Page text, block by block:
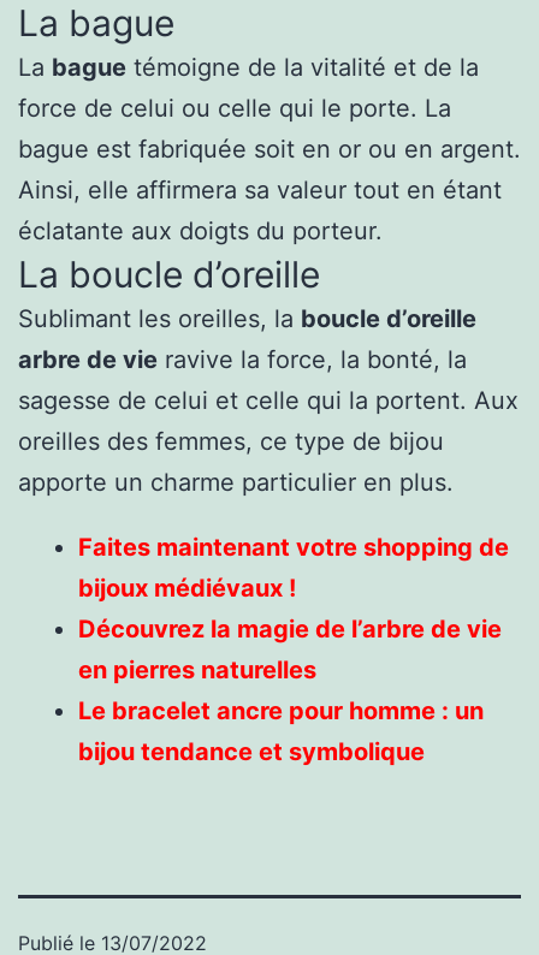
La bague
La bague témoigne de la vitalité et de la
force de celui ou celle qui le porte. La
bague est fabriquée soit en or ou en argent.
Ainsi, elle affirmera sa valeur tout en étant
éclatante aux doigts du porteur.
La boucle d’oreille
Sublimant les oreilles, la boucle d’oreille
arbre de vie ravive la force, la bonté, la
sagesse de celui et celle qui la portent. Aux
oreilles des femmes, ce type de bijou
apporte un charme particulier en plus.
Faites maintenant votre shopping de
bijoux médiévaux !
Découvrez la magie de l’arbre de vie
en pierres naturelles
Le bracelet ancre pour homme : un
bijou tendance et symbolique
Publié le 13/07/2022